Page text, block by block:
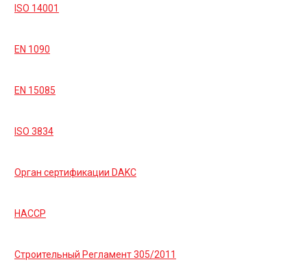
ISO 14001
EN 1090
EN 15085
ISO 3834
Орган сертификации DAKC
HACCP
Строительный Регламент 305/2011